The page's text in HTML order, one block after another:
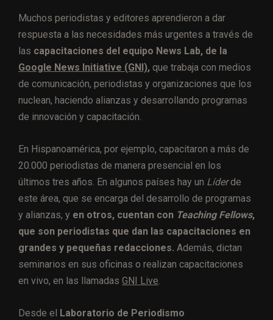
Muchos periodistas y editores aprendieron a dar
respuesta a las necesidades más urgentes a través de
las capacitaciones del equipo News Lab, de la
Google News Initiative (GNI), que trabaja con medios
de comunicación, periodistas y organizaciones que los
nuclean, haciendo alianzas y desarrollando programas
de innovación y capacitación.
En Hispanoamérica, por ejemplo, capacitaron a más de
20.000 periodistas de manera presencial en los
últimos tres años. En algunos países hay un Líderde
este área, que se encarga del desarrollo de programas
y alianzas, y en otros, cuentan con Teaching Fellows,
que son periodistas que dan las capacitaciones en
grandes y pequeñas redacciones. Además, dictan
seminarios en sus oficinas o realizan capacitaciones
en vivo, en las llamadas GNI Live.
Desde el
Laboratorio de Periodismo